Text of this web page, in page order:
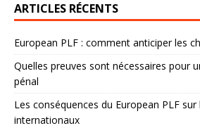
ARTICLES RÉCENTS
European PLF : comment anticiper les
Quelles preuves sont nécessaires pour
pénal
Les conséquences du European PLF
internationaux